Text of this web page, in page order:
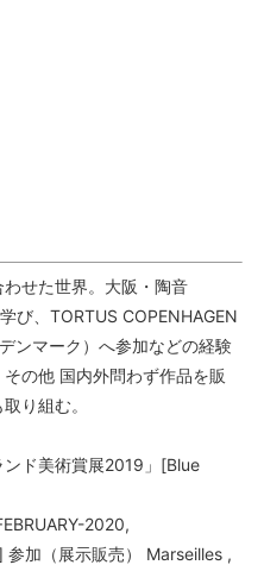
せた世界。大阪・陶音
び、TORTUS COPENHAGEN
ンマーク）へ参加などの経験
の他 国内外問わず作品を販
り組む。
ンド美術賞展2019」[Blue
2020,
加（展示販売） Marseilles ,